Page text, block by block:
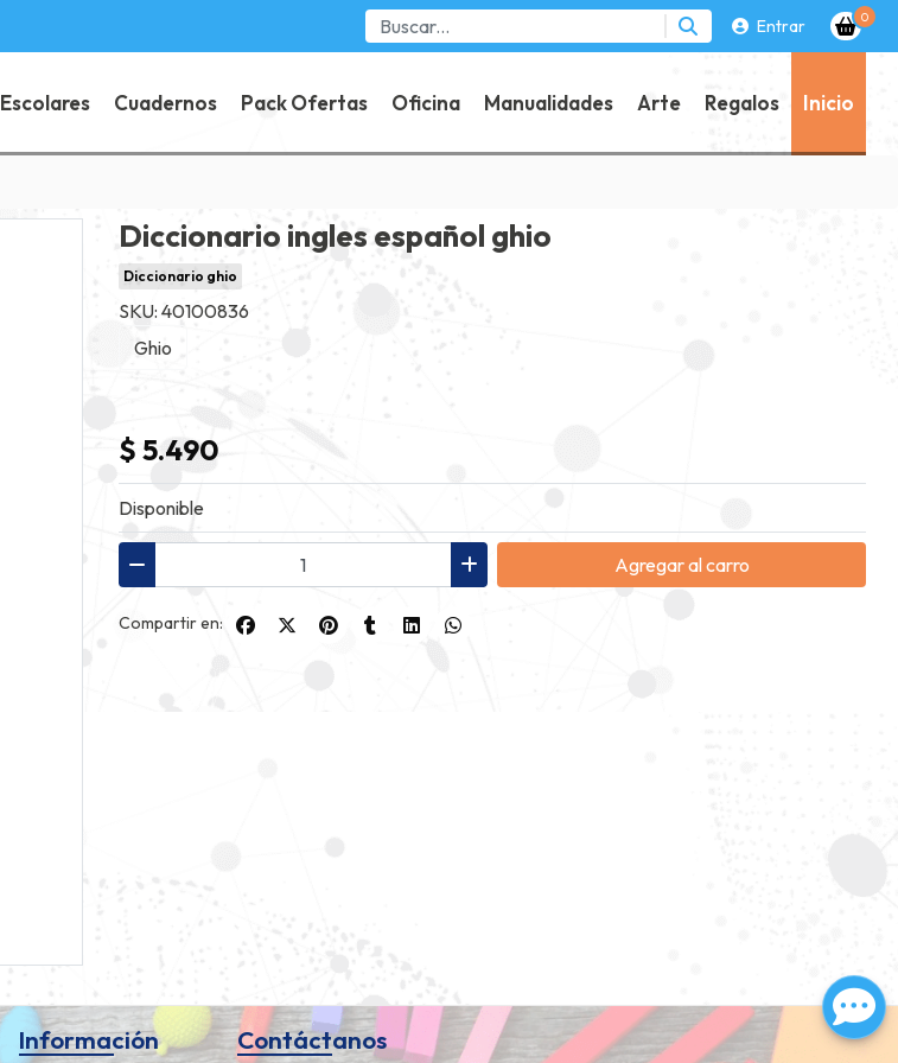
Entrar 0
Escolares Cuadernos Pack Ofertas Oficina Manualidades Arte Regalos Inicio
Diccionario ingles español ghio
Diccionario ghio
SKU: 40100836
Ghio
$ 5.490
Disponible
Agregaral carro
Compartir en:
Información Contáctanos